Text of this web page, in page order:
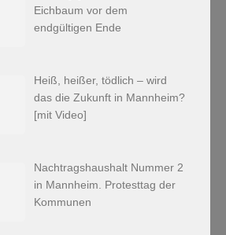
Eichbaum vor dem
endgültigen Ende
Heiß, heißer, tödlich – wird
das die Zukunft in Mannheim?
[mit Video]
Nachtragshaushalt Nummer 2
in Mannheim. Protesttag der
Kommunen